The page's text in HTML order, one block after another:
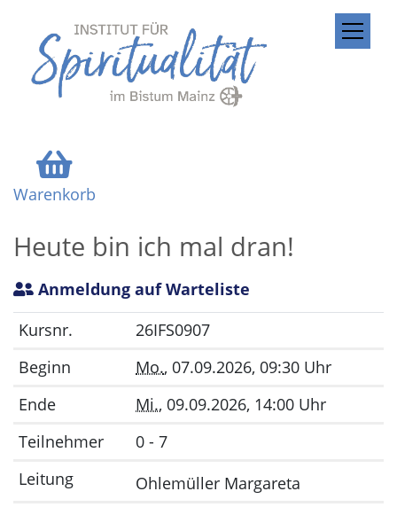
Warenkorb
Heute bin ich mal dran!
Anmeldung auf Warteliste
Kursnr.
26IFS0907
Beginn
Mo., 07.09.2026, 09:30 Uhr
Ende
Mi., 09.09.2026, 14:00 Uhr
Teilnehmer
0 - 7
Leitung
Ohlemüller Margareta